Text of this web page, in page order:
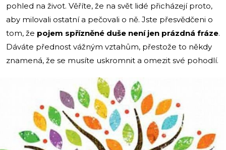
pohled na život. Věříte, že na svět lidé přicházejí proto,
aby milovali ostatní a pečovali o ně. Jste přesvědčeni o
tom, že pojem spřízněné duše není jen prázdná fráze.
Dáváte přednost vážným vztahům, přestože to někdy
znamená, že se musíte uskromnit a omezit své pohodlí.